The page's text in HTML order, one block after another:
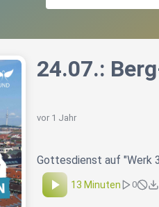
24.07.:
vor 1 Jahr
Gottesdienst auf "Werk
13 Minuten 0